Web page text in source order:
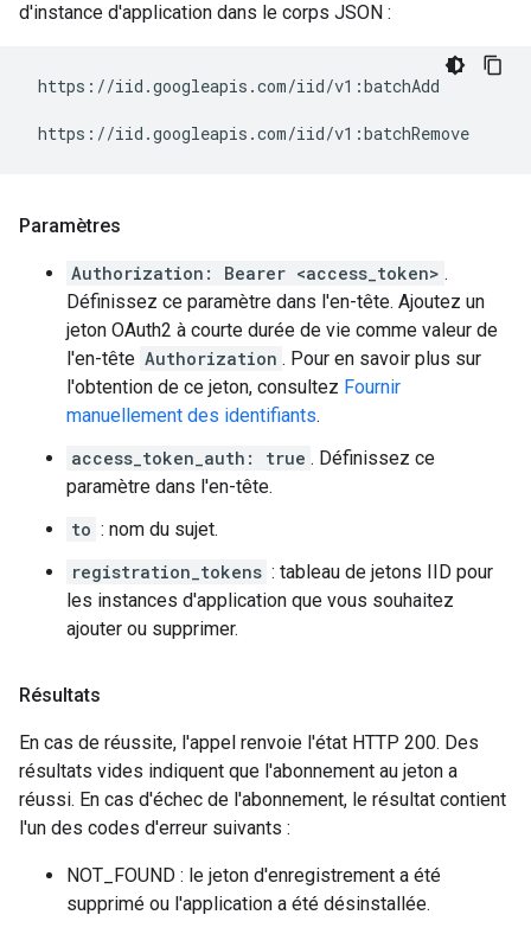
d'instance d'application dans le corps JSON :
https://iid.googleapis.com/iid/v1:batchAdd
Paramètres
Authorization: Bearer <access_token> .
Définissez ce paramètre dans l'en-tête. Ajoutez un
jeton OAuth2 à courte durée de vie comme valeur de
l'en-tête Authorization . Pour en savoir plus sur
l'obtention de ce jeton, consultez Fournir
manuellement des identifiants.
access_token_auth: true . Définissez ce
paramètre dans l'en-tête.
to : nom du sujet.
registration_tokens : tableau de jetons IID pour
les instances d'application que vous souhaitez
ajouter ou supprimer.
Résultats
En cas de réussite, l'appel renvoie l'état HTTP 200. Des
résultats vides indiquent que l'abonnement au jeton a
réussi. En cas d'échec de l'abonnement, le résultat contient
l'un des codes d'erreur suivants :
NOT_FOUND : le jeton d'enregistrement a été
supprimé ou l'application a été désinstallée.